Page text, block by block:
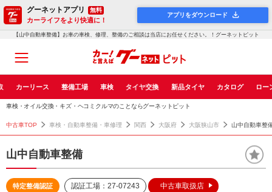
グーネットアプリ 無料
カーライフをより快適に！
アプリをダウンロード
【山中自動車整備】お車の車検、修理、整備のご相談は当店にお任せください。！グーネットピット
カーリース 整備工場 車検 タイヤ交換 新品タイヤ カタログ ロー
車検・オイル交換・キズ・ヘコミクルマのことならグーネットピット
中古車TOP 車検・自動車整備・車修理 関西 大阪府 大阪狭山市 山中自動車整
山中自動車整備
特定整備認証 認証工場：27-07243 中古車取扱店